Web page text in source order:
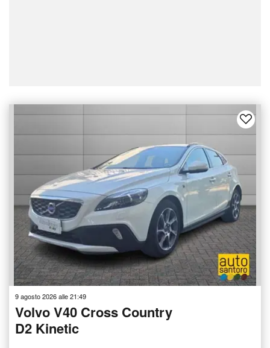
9 agosto 2026 alle 21:49
Volvo V40 Cross Country
D2 Kinetic